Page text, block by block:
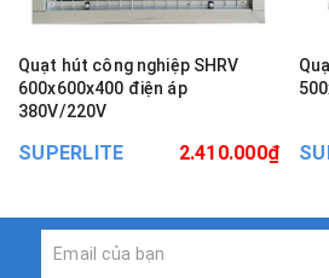
Quạt hút công nghiệp SHRV
600x600x400 điện áp
380V/220V
SUPERLITE 2.410.000₫